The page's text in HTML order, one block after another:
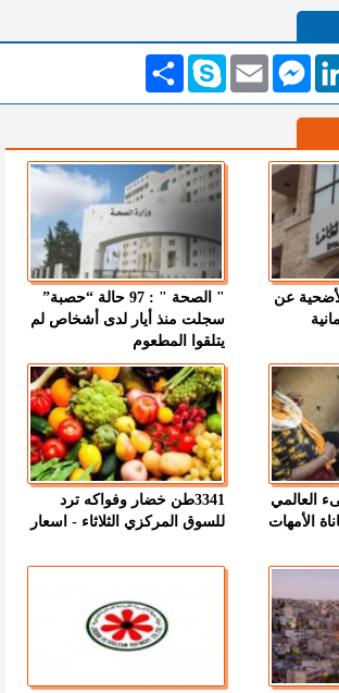
انشر Skype Email
Messenger
عن
" الصحة " : 97 حالة “حصبة”
سجلت منذ أيار لدى أشخاص لم
يتلقوا المطعوم
العالمي
الأمهات
3341طن خضار وفواكه ترد
للسوق المركزي الثلاثاء - اسعار